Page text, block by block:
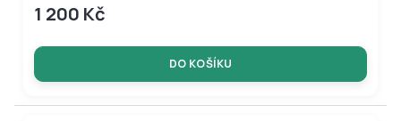
1 200 Kč
DO KOŠÍKU